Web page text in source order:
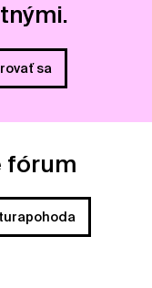
sa
fórum